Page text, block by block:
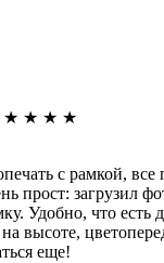
★ ★ ★ ★
с рамкой,
прост: загрузил
Удобно, что есть
высоте,
еще!